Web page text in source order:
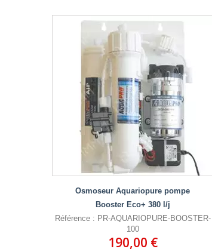
Osmoseur Aquariopure pompe
Booster Eco+ 380 l/j
Référence : PR-AQUARIOPURE-BOOSTER-
100
190,00 €